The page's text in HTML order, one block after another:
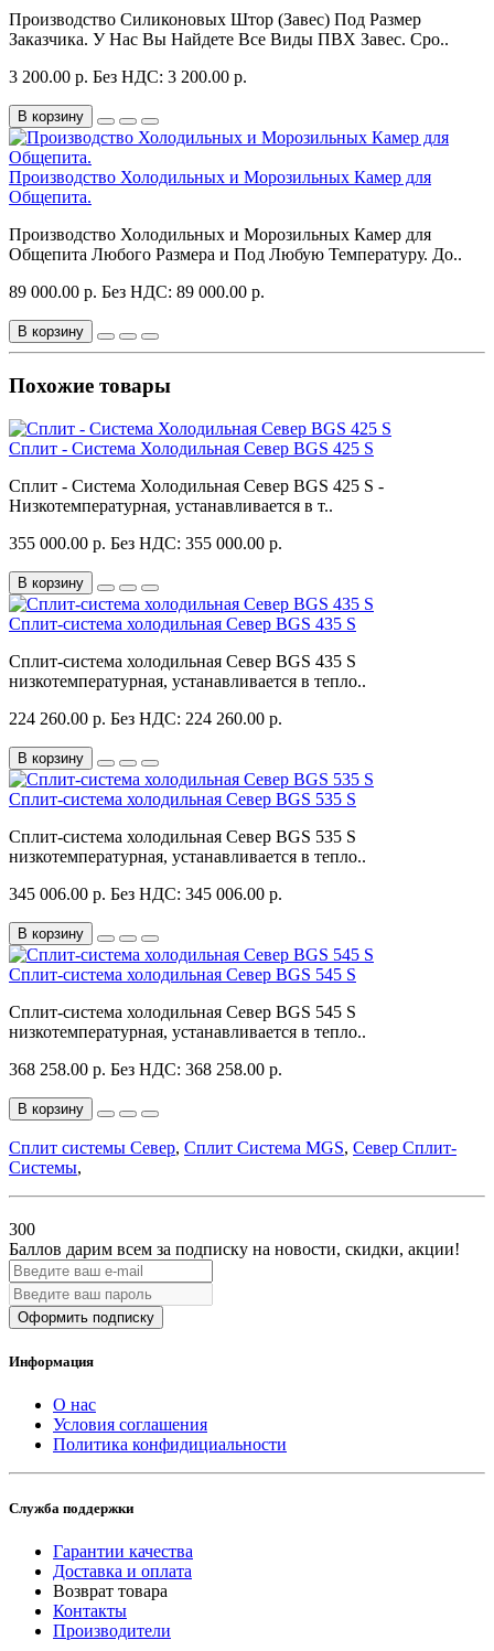
Производство Силиконовых Штор (Завес) Под Размер
Заказчика. У Нас Вы Найдете Все Виды ПВХ Завес. Сро..
3 200.00 р. Без НДС: 3 200.00 р.
В корзину
Производство Холодильных и Морозильных Камер для
Общепита.
Производство Холодильных и Морозильных Камер для
Общепита Любого Размера и Под Любую Температуру. До..
89 000.00 р. Без НДС: 89 000.00 р.
В корзину
Похожие товары
Сплит - Система Холодильная Север BGS 425 S
Сплит - Система Холодильная Север BGS 425 S -
Низкотемпературная, устанавливается в т..
355 000.00 р. Без НДС: 355 000.00 р.
В корзину
Сплит-система холодильная Север BGS 435 S
Сплит-система холодильная Север BGS 435 S
низкотемпературная, устанавливается в тепло..
224 260.00 р. Без НДС: 224 260.00 р.
В корзину
Сплит-система холодильная Север BGS 535 S
Сплит-система холодильная Север BGS 535 S
низкотемпературная, устанавливается в тепло..
345 006.00 р. Без НДС: 345 006.00 р.
В корзину
Сплит-система холодильная Север BGS 545 S
Сплит-система холодильная Север BGS 545 S
низкотемпературная, устанавливается в тепло..
368 258.00 р. Без НДС: 368 258.00 р.
В корзину
Сплит системы Север, Сплит Система MGS, Север Сплит-
Системы,
300
Баллов дарим всем за подписку на новости, скидки, акции!
Оформить подписку
Информация
О нас
Условия соглашения
Политика конфидициальности
Служба поддержки
Гарантии качества
Доставка и оплата
Возврат товара
Контакты
Производители